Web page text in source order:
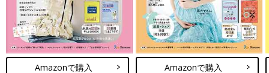
Amazonで購入 Amazonで購入